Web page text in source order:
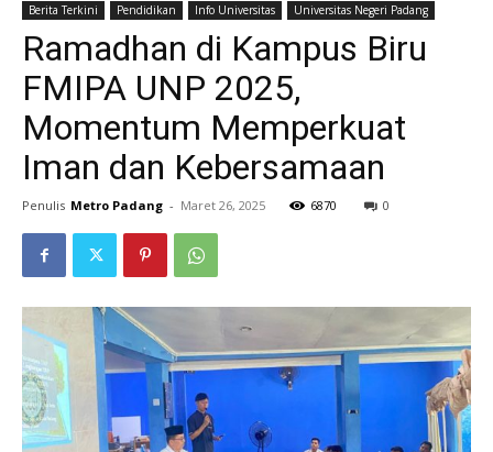
Berita Terkini Pendidikan Info Universitas Universitas Negeri Padang
Ramadhan di Kampus Biru
FMIPA UNP 2025,
Momentum Memperkuat
Iman dan Kebersamaan
Penulis Metro Padang - Maret 26, 2025 6870 0